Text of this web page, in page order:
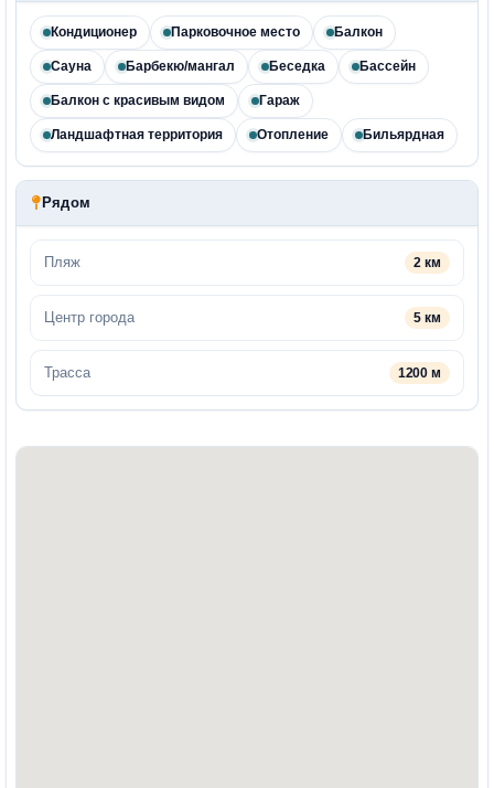
Кондиционер Парковочное место Балкон
Сауна Барбекю/мангал Беседка Бассейн
Балкон с красивым видом Гараж
Ландшафтная территория Отопление Бильярдная
Рядом
Пляж 2 км
Центр города 5 км
Трасса 1200 м